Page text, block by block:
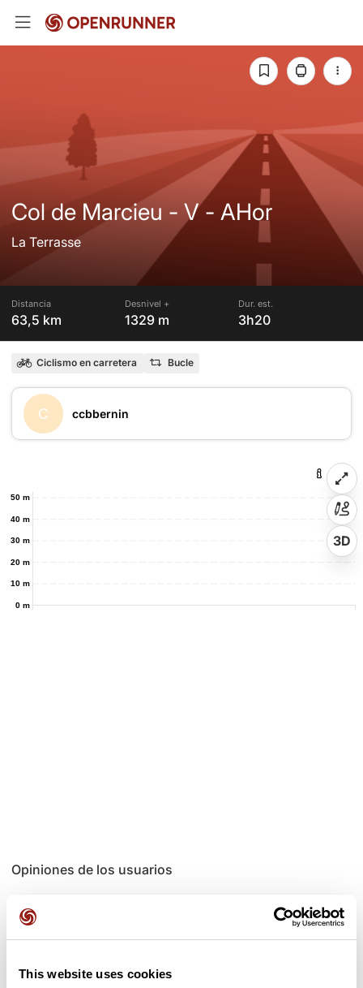
This website uses cookies
Col de Marcieu - V - AHor
La Terrasse
Distancia
63,5 km
Desnivel +
1329 m
Dur. est.
3h20
Ciclismo en carretera Bucle
C ccbbernin
0 m
10 m
20 m
30 m
40 m
50 m
3D
Opiniones de los usuarios
Este recorrido aún no contiene opiniones. ¿Ya lo has
completado? ¡Deja la primera opinión!